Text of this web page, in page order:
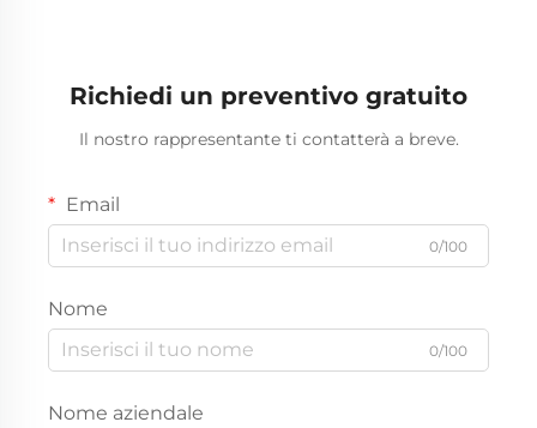
Richiedi un preventivo gratuito
Il nostro rappresentante ti contatterà a breve.
Email
0/100
Nome
0/100
Nome aziendale